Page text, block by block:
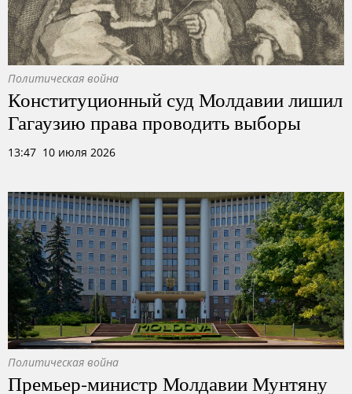
Политическая война
Конституционный суд Молдавии лишил
Гагаузию права проводить выборы
13:47 10 июля 2026
Политическая война
Премьер-министр Молдавии Мунтяну